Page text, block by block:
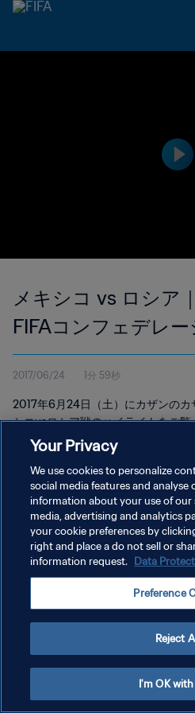
メキシコ vs ロシア
FIFAコンフェデレ
2017 ロシア｜ハイ
2017/06/24 1分 59秒
2017年6月24日（土）にカザンのカ
シコvsロシア戦のハイライトをご覧
プライバシーポリシー
サービス利用規約
クッキー設定の管理
Your Privacy
We use cookies to personalize
social media features and analyse
information about your use of our
media, advertising and analytics
your cookie preferences by
right and place a do not sell or
information request. Data
Preference
Reject
I'm OK